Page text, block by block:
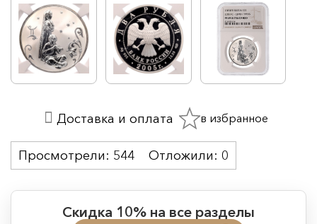
Скидка 10% на все разделы
Просмотрели: 544 Отложили: 0
Доставка и оплата в избранное